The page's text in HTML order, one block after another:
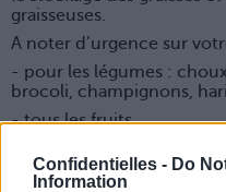
Confidentielles - Do
Information
graisseuses.
A noter d’urgence sur
- pour les légumes :
brocoli, champignons,
- tous les fruits
- le jaune d’œuf